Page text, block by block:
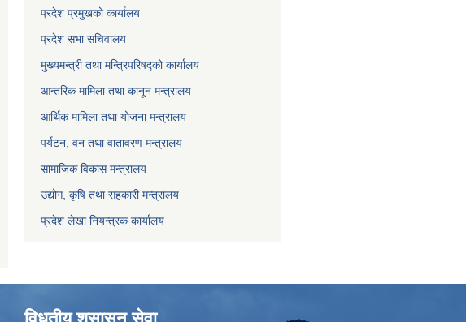
प्रदेश प्रमुखको कार्यालय
प्रदेश सभा सचिवालय
मुख्यमन्त्री तथा मन्त्रिपरिषद्को कार्यालय
आन्तरिक मामिला तथा कानून मन्त्रालय
आर्थिक मामिला तथा योजना मन्त्रालय
पर्यटन, वन तथा वातावरण मन्त्रालय
सामाजिक विकास मन्त्रालय
उद्योग, कृषि तथा सहकारी मन्त्रालय
प्रदेश लेखा नियन्त्रक कार्यालय